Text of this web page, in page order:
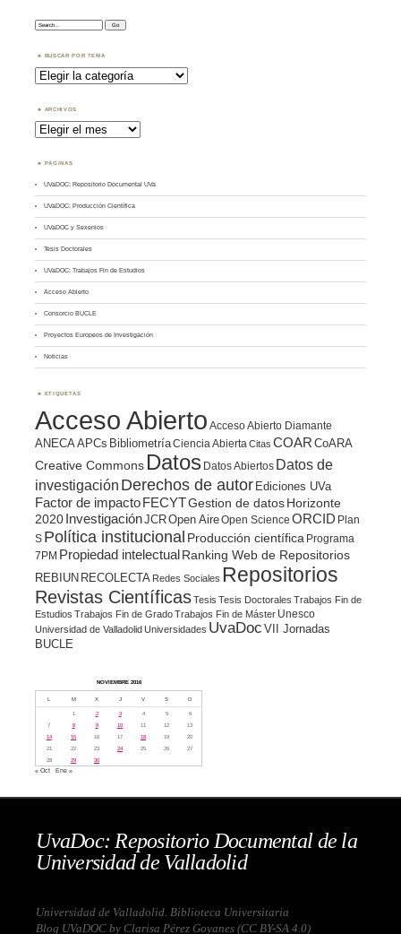
Search:
BUSCAR POR TEMA
Buscar
por
Tema
ARCHIVOS
Archivos
PÁGINAS
UVaDOC: Repositorio Documental UVa
UVaDOC: Producción Científica
UVaDOC y Sexenios
Tesis Doctorales
UVaDOC: Trabajos Fin de Estudios
Acceso Abierto
Consorcio BUCLE
Proyectos Europeos de Investigación
Noticias
ETIQUETAS
Acceso Abierto Acceso Abierto Diamante
ANECAAPCs BibliometríaCiencia Abierta Citas COAR CoARA
Creative Commons Datos Datos Abiertos Datos de
investigación Derechos de autor Ediciones UVa
Factor de impacto FECYTGestion de datosHorizonte
2020 InvestigaciónJCROpen AireOpen Science ORCID Plan
S Política institucional Producción científica Programa
7PM Propiedad intelectualRanking Web de Repositorios
REBIUN RECOLECTA Redes Sociales Repositorios
Revistas CientíficasTesis Tesis Doctorales Trabajos Fin de
Estudios Trabajos Fin de GradoTrabajos Fin de Máster Unesco
Universidad de Valladolid Universidades UvaDoc VII Jornadas
BUCLE
NOVIEMBRE 2016
L M X J V S D
1 2 3 4 5
6
7
8 9 10 11 12
13
14
15 16 17 18 19
20
21
22 23 24 25 26
27
28
29 30
« Oct Ene »
UvaDoc: Repositorio Documental de la
Universidad de Valladolid
Universidad de Valladolid. Biblioteca Universitaria
Blog UVaDOC by Clarisa Pérez Goyanes (CC BY-SA 4.0)